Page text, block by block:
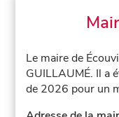
Le maire de
GUILLAUMÉ. Il a
de 2026 pour un